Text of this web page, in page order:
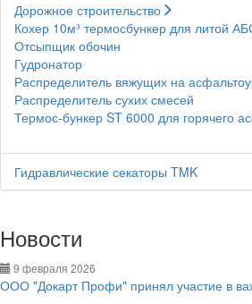
Дорожное строительство
Кохер 10м³ термосбункер для литой
Отсыпщик обочин
Гудронатор
Распределитель вяжущих на
Распределитель сухих смесей
Термос-бункер ST 6000 для горячего
Гидравлические секаторы TMK
Новости
9 февраля 2026
ООО "Докарт Профи" принял участие в